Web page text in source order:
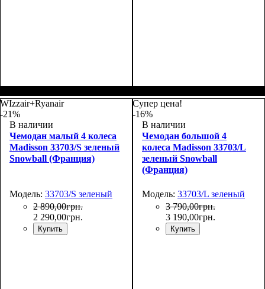
66х44х27
75х50х30
WIzzair+Ryanair
-21%
В наличии
Чемодан малый 4 колеса
Madisson 33703/S зеленый
Snowball (Франция)
Модель: 33703/S зеленый
2 890,00грн.
2 290,00грн.
Купить
Супер цена!
-16%
В наличии
Чемодан большой 4
колеса Madisson 33703/L
зеленый Snowball
(Франция)
Модель: 33703/L зеленый
3 790,00грн.
3 190,00грн.
Купить